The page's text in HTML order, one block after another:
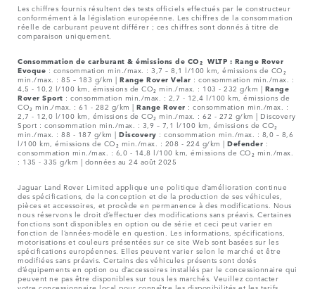
Les chiffres fournis résultent des tests officiels effectués par le constructeur
conformément à la législation européenne. Les chiffres de la consommation
réelle de carburant peuvent différer ; ces chiffres sont donnés à titre de
comparaison uniquement.
Consommation de carburant & émissions de CO₂ WLTP : Range Rover
Evoque : consommation min./max. : 3,7 – 8,1 l/100 km, émissions de CO₂
min./max. : 85 – 183 g/km | Range Rover Velar : consommation min./max. :
4,5 - 10,2 l/100 km, émissions de CO₂ min./max. : 103 - 232 g/km | Range
Rover Sport : consommation min./max. : 2,7 - 12,4 l/100 km, émissions de
CO₂ min./max. : 61 - 282 g/km | Range Rover : consommation min./max. :
2,7 - 12,0 l/100 km, émissions de CO₂ min./max. : 62 - 272 g/km | Discovery
Sport : consommation min./max. : 3,9 – 7,1 l/100 km, émissions de CO₂
min./max. : 88 - 187 g/km | Discovery : consommation min./max. : 8,0 – 8,6
l/100 km, émissions de CO₂ min./max. : 208 - 224 g/km | Defender :
consommation min./max. : 6,0 - 14,8 l/100 km, émissions de CO₂ min./max.
: 135 - 335 g/km | données au 24 août 2025
Jaguar Land Rover Limited applique une politique d’amélioration continue
des spécifications, de la conception et de la production de ses véhicules,
pièces et accessoires, et procède en permanence à des modifications. Nous
nous réservons le droit d’effectuer des modifications sans préavis. Certaines
fonctions sont disponibles en option ou de série et ceci peut varier en
fonction de l’années-modèle en question. Les informations, spécifications,
motorisations et couleurs présentées sur ce site Web sont basées sur les
spécifications européennes. Elles peuvent varier selon le marché et être
modifiées sans préavis. Certains des véhicules présents sont dotés
d’équipements en option ou d’accessoires installés par le concessionnaire qui
peuvent ne pas être disponibles sur tous les marchés. Veuillez contacter
votre concessionnaire local pour connaître les disponibilités et les tarifs.